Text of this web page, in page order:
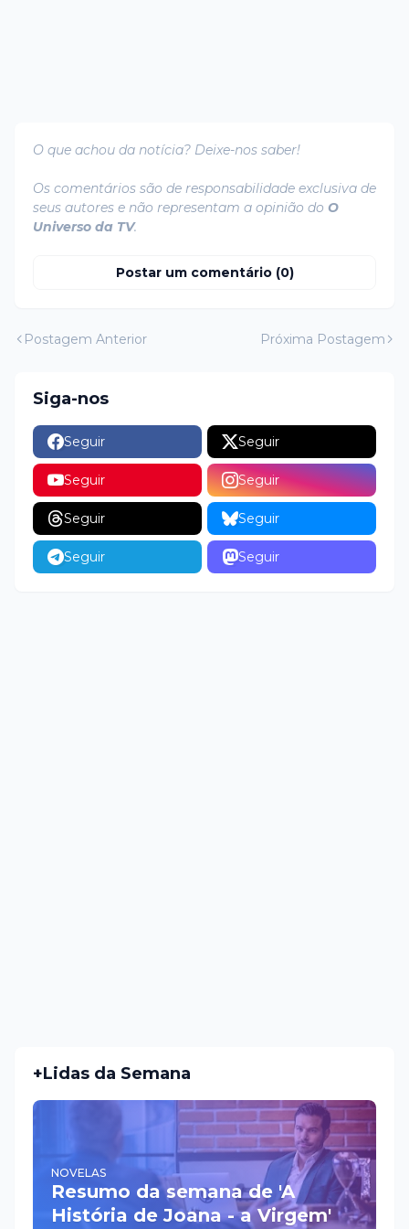
O que achou da notícia? Deixe-nos saber!
Os comentários são de responsabilidade exclusiva de
seus autores e não representam a opinião do O
Universo da TV.
Postar um comentário (0)
Postagem Anterior Próxima Postagem
Siga-nos
Seguir Seguir
Seguir Seguir
Seguir Seguir
Seguir Seguir
+Lidas da Semana
NOVELAS
Resumo da semana de 'A
História de Joana - a Virgem'